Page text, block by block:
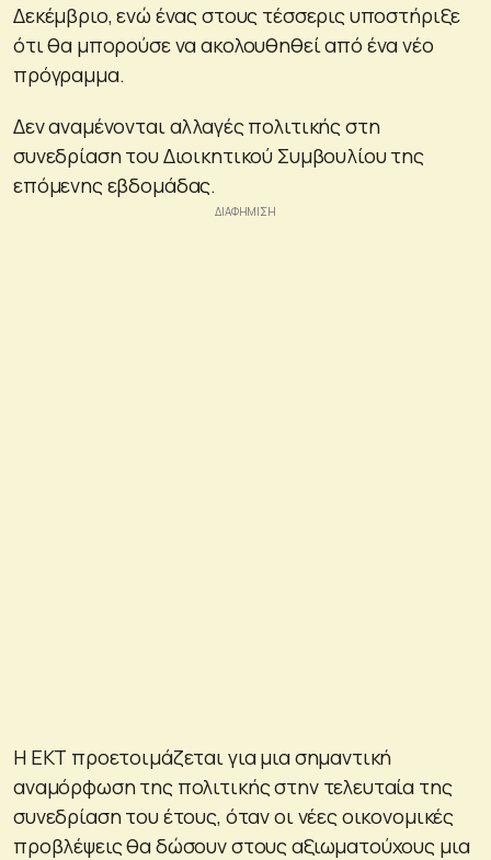
Δεκέμβριο, ενώ ένας στους τέσσερις υποστήριξε
ότι θα μπορούσε να ακολουθηθεί από ένα νέο
πρόγραμμα.
Δεν αναμένονται αλλαγές πολιτικής στη
συνεδρίαση του Διοικητικού Συμβουλίου της
επόμενης εβδομάδας.
Η ΕΚΤ προετοιμάζεται για μια σημαντική
αναμόρφωση της πολιτικής στην τελευταία της
συνεδρίαση του έτους, όταν οι νέες οικονομικές
προβλέψεις θα δώσουν στους αξιωματούχους μια